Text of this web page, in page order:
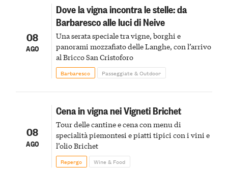
08
AGO
Dove la vigna incontra le stelle: da
Barbaresco alle luci di Neive
Una serata speciale tra vigne, borghi e
panorami mozzafiato delle Langhe, con l’arrivo
al Bricco San Cristoforo
Barbaresco Passeggiate & Outdoor
08
AGO
Cena in vigna nei Vigneti Brichet
Tour delle cantine e cena con menu di
specialità piemontesi e piatti tipici con i vini e
l’olio Brichet
Repergo Wine & Food